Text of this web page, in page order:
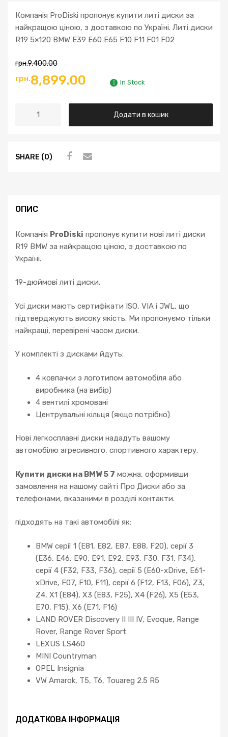
Компанія ProDiski пропонує купити литі диски за
найкращою ціною, з доставкою по Україні. Литі диски
R19 5×120 BMW E39 E60 E65 F10 F11 F01 F02
грн.9,400.00
Оригінальна
грн.9,400.00.
грн.8,899.00 Поточна
ціна:
грн.8,899.00.
In Stock
BMW
F10
F01
F02
кількість
Додати в кошик
SHARE (0)
ОПИС
Компанія ProDiski пропонує купити нові литі диски
R19 BMW за найкращою ціною, з доставкою по
Україні.
19-дюймові литі диски.
Усі диски мають сертифікати ISO, VIA і JWL, що
підтверджують високу якість. Ми пропонуємо тільки
найкращі, перевірені часом диски.
У комплекті з дисками йдуть:
4 ковпачки з логотипом автомобіля або
виробника (на вибір)
4 вентилі хромовані
Центрувальні кільця (якщо потрібно)
Нові легкосплавні диски нададуть вашому
автомобілю агресивного, спортивного характеру.
Купити диски на BMW 5 7 можна, оформивши
замовлення на нашому сайті Про Диски або за
телефонами, вказаними в розділі контакти.
підходять на такі автомобілі як:
BMW серії 1 (E81, E82, E87, E88, F20), серії 3
(E36, E46, E90, E91, E92, E93, F30, F31, F34),
серії 4 (F32, F33, F36), серії 5 (E60-xDrive, E61-
xDrive, F07, F10, F11), серії 6 (F12, F13, F06), Z3,
Z4, X1 (E84), X3 (E83, F25), X4 (F26), X5 (E53,
E70, F15), X6 (E71, F16)
LAND ROVER Discovery II III IV, Evoque, Range
Rover, Range Rover Sport
LEXUS LS460
MINI Countryman
OPEL Insignia
VW Amarok, T5, T6, Touareg 2.5 R5
ДОДАТКОВА ІНФОРМАЦІЯ